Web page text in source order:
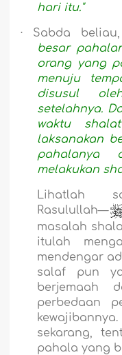
hari itu."
· Sabda
besar
orang yang
menuju
disusul
setelahnya.
waktu
laksanakan
pahalanya
melakukan
Lihatlah
Rasulullah—
masalah
itulah
mendengar
salaf pun
berjemaah
perbedaan
sekarang,
pahala yang